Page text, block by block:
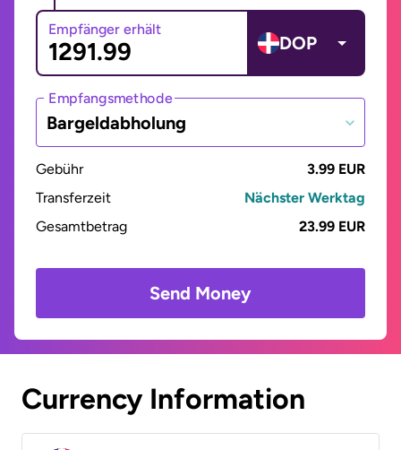
Empfänger erhält
DOP
Empfangsmethode
Bargeldabholung
Gebühr
3.99 EUR
Transferzeit
Nächster Werktag
Gesamtbetrag
23.99 EUR
Send Money
Currency Information